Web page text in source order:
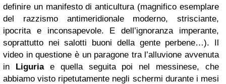
definire un manifesto di anticultura (magnifico esemplare
del razzismo antimeridionale moderno, strisciante,
ipocrita e inconsapevole. E dell’ignoranza imperante,
soprattutto nei salotti buoni della gente perbene…). Il
video in questione è un paragone tra l’alluvione avvenuta
in Liguriae quella seguita poi nel messinese, che
abbiamo visto ripetutamente negli schermi durante i mesi